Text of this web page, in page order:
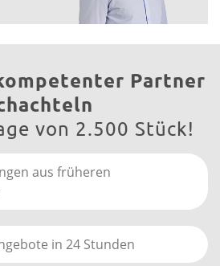
Partner
von 2.500 Stück!
aus früheren
in 24 Stunden